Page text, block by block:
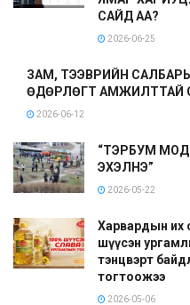
САЙД АА?
2026-06-25
ЗАМ, ТЭЭВРИЙН
ӨДӨРЛӨГТ АМЖИЛТТАЙ
2026-06-12
“ТЭРБУМ
ЭХЭЛНЭ”
2026-05-22
Харвардын их
шүүсэн
тэнцвэрт
тогтоожээ
2026-05-06